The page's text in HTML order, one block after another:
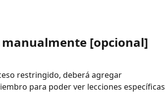
manualmente [opcional]
restringido, deberá agregar
para poder ver lecciones específicas